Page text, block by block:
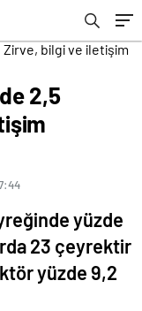
2,5
yüzde
23 çeyrektir
yüzde 9,2